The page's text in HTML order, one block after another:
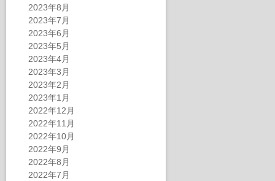
2023年8月
2023年7月
2023年6月
2023年5月
2023年4月
2023年3月
2023年2月
2023年1月
2022年12月
2022年11月
2022年10月
2022年9月
2022年8月
2022年7月